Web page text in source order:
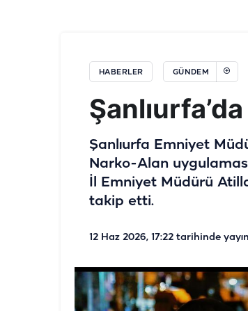
HABERLER GÜNDEM
Şanlıurfa Emniyet
Narko-Alan
İl Emniyet Müdürü
takip etti.
12 Haz 2026, 17:22 tarihinde